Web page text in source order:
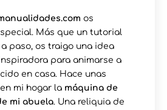
os
Más que un tutorial
paso, os traigo una idea
para animarse a
en casa. Hace unas
mi hogar la máquina de
mi abuela. Una reliquia de